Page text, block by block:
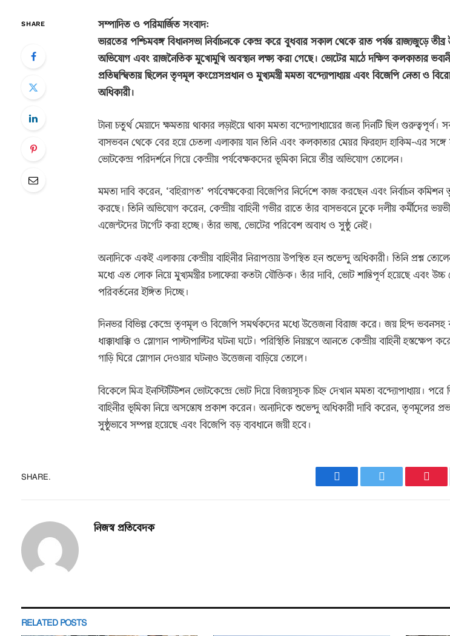
SHARE
সম্পাদিত ও পরিমার্জিত সংবাদ:
ভারতের পশ্চিমবঙ্গ বিধানসভা নির্বাচনকে কেন্দ্র করে বুধবার সকাল থেকে রাত পর্যন্ত রাজ্যজুড়ে তীব্র
অভিযোগ এবং রাজনৈতিক মুখোমুখি অবস্থান লক্ষ্য করা গেছে। ভোটের মাঠে দক্ষিণ কলকাতার
প্রতিদ্বন্দ্বিতায় ছিলেন তৃণমূল কংগ্রেসপ্রধান ও মুখ্যমন্ত্রীমমতা বন্দ্যোপাধ্যায়এবং বিজেপি নেতা ও
অধিকারী।
টানা চতুর্থ মেয়াদে ক্ষমতায় থাকার লড়াইয়ে থাকা মমতা বন্দ্যোপাধ্যায়ের জন্য দিনটি ছিল গুরুত্বপূর্ণ।
বাসভবন থেকে বের হয়ে চেতলা এলাকায় যান তিনি এবং কলকাতার মেয়রফিরহাদ হাকিম-এর সঙ্গে
ভোটকেন্দ্র পরিদর্শনে গিয়ে কেন্দ্রীয় পর্যবেক্ষকদের ভূমিকা নিয়ে তীব্র অভিযোগ তোলেন।
মমতা দাবি করেন, ‘বহিরাগত’ পর্যবেক্ষকেরা বিজেপির নির্দেশে কাজ করছেন এবং নির্বাচন
করছে। তিনি অভিযোগ করেন, কেন্দ্রীয় বাহিনী গভীর রাতে তাঁর বাসভবনে ঢুকে দলীয় কর্মীদের
এজেন্টদের টার্গেট করা হচ্ছে। তাঁর ভাষ্য, ভোটের পরিবেশ অবাধ ও সুষ্ঠু নেই।
অন্যদিকে একই এলাকায় কেন্দ্রীয় বাহিনীর নিরাপত্তায় উপস্থিত হন শুভেন্দু অধিকারী। তিনি প্রশ্ন
মধ্যে এত লোক নিয়ে মুখ্যমন্ত্রীর চলাফেরা কতটা যৌক্তিক। তাঁর দাবি, ভোট শান্তিপূর্ণ হয়েছে এবং উচ্চ
পরিবর্তনের ইঙ্গিত দিচ্ছে।
দিনভর বিভিন্ন কেন্দ্রে তৃণমূল ও বিজেপি সমর্থকদের মধ্যে উত্তেজনা বিরাজ করে। জয় হিন্দ ভবনসহ
ধাক্কাধাক্কি ও স্লোগান পাল্টাপাল্টির ঘটনা ঘটে। পরিস্থিতি নিয়ন্ত্রণে আনতে কেন্দ্রীয় বাহিনী হস্তক্ষেপ
গাড়ি ঘিরে স্লোগান দেওয়ার ঘটনাও উত্তেজনা বাড়িয়ে তোলে।
বিকেলে মিত্র ইনস্টিটিউশন ভোটকেন্দ্রে ভোট দিয়ে বিজয়সূচক চিহ্ন দেখান মমতা বন্দ্যোপাধ্যায়। পরে
বাহিনীর ভূমিকা নিয়ে অসন্তোষ প্রকাশ করেন। অন্যদিকে শুভেন্দু অধিকারী দাবি করেন, তৃণমূলের
সুষ্ঠুভাবে সম্পন্ন হয়েছে এবং বিজেপি বড় ব্যবধানে জয়ী হবে।
SHARE.
FacebookTwitter
নিজস্ব প্রতিবেদক
RELATED POSTS